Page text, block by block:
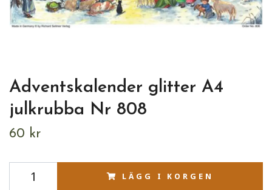
Adventskalender glitter A4
julkrubba Nr 808
60 kr
LÄGG I KORGEN